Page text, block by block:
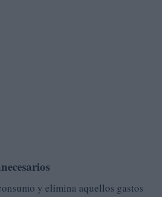
y elimina aquellos gastos